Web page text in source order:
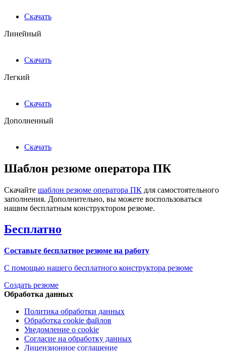
Скачать
Линейный
Скачать
Легкий
Скачать
Дополненный
Скачать
Шаблон резюме оператора ПК
Скачайте шаблон резюме оператора ПК для самостоятельного
заполнения. Дополнительно, вы можете воспользоваться
нашим бесплатным конструктором резюме.
Бесплатно
Составьте бесплатное резюме на работу
С помощью нашего бесплатного конструктора резюме
Создать резюме
Обработка данных
Политика обработки данных
Обработка cookie файлов
Уведомление о cookie
Согласие на обработку данных
Лицензионное соглашение